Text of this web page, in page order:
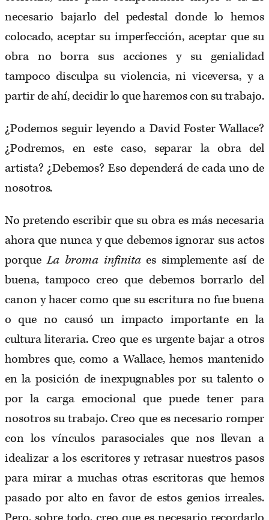
necesario bajarlo del pedestal donde lo hemos
colocado, aceptar su imperfección, aceptar que su
obra no borra sus acciones y su genialidad
tampoco disculpa su violencia, ni viceversa, y a
partir de ahí, decidir lo que haremos con su trabajo.
¿Podemos seguir leyendo a David Foster Wallace?
¿Podremos, en este caso, separar la obra del
artista? ¿Debemos? Eso dependerá de cada uno de
nosotros.
No pretendo escribir que su obra es más necesaria
ahora que nunca y que debemos ignorar sus actos
porqueLa broma infinitaes simplemente así de
buena, tampoco creo que debemos borrarlo del
canon y hacer como que su escritura no fue buena
o que no causó un impacto importante en la
cultura literaria. Creo que es urgente bajar a otros
hombres que, como a Wallace, hemos mantenido
en la posición de inexpugnables por su talento o
por la carga emocional que puede tener para
nosotros su trabajo. Creo que es necesario romper
con los vínculos parasociales que nos llevan a
idealizar a los escritores y retrasar nuestros pasos
para mirar a muchas otras escritoras que hemos
pasado por alto en favor de estos genios irreales.